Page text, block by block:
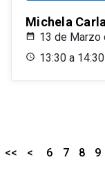
Michela
13 de Marzo
13:30 a 14:30
<< < 6 7 8 9